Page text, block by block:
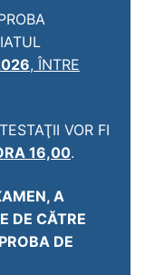
, ÎNTRE
VOR FI
16,00.
A
DE CĂTRE
DE